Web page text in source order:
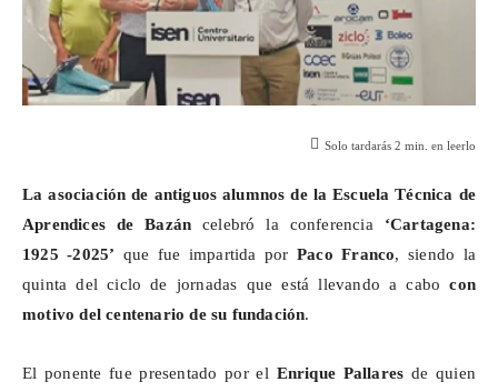
Solo tardarás 2 min. en leerlo
La asociación de antiguos alumnos de la Escuela Técnica de
Aprendices de Bazán celebró la conferencia ‘Cartagena:
1925 -2025’ que fue impartida por Paco Franco, siendo la
quinta del ciclo de jornadas que está llevando a cabocon
motivo del centenario de su fundación.
El ponente fue presentado por el Enrique Pallares de quien